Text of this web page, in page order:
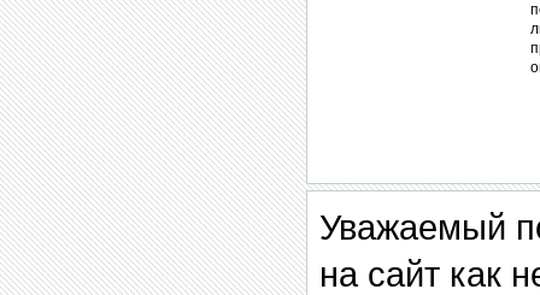
Уважаемый
на сайт как